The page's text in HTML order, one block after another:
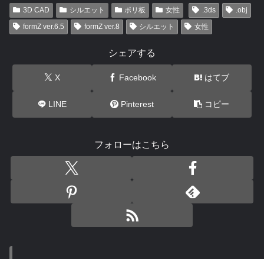
3D CAD シルエット ポリ板 女性 .3ds
.obj
formZ ver.6.5
formZ ver.8 シルエット 女性
シェアする
X Facebook はてブ
LINE Pinterest コピー
フォローはこちら